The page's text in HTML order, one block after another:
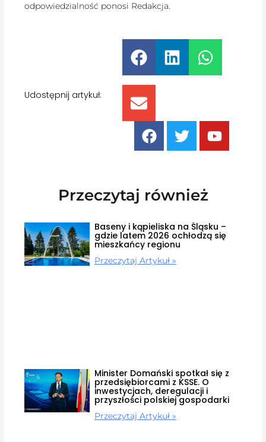
odpowiedzialność ponosi Redakcja.
Udostępnij artykuł:
Przeczytaj również
Baseny i kąpieliska na Śląsku –
gdzie latem 2026 ochłodzą się
mieszkańcy regionu
Przeczytaj Artykuł »
Minister Domański spotkał się z
przedsiębiorcami z KSSE. O
inwestycjach, deregulacji i
przyszłości polskiej gospodarki
Przeczytaj Artykuł »